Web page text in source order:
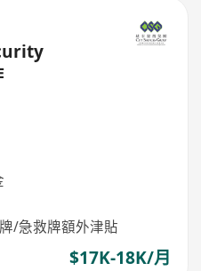
/急救牌額外津貼
$17K-18K/月